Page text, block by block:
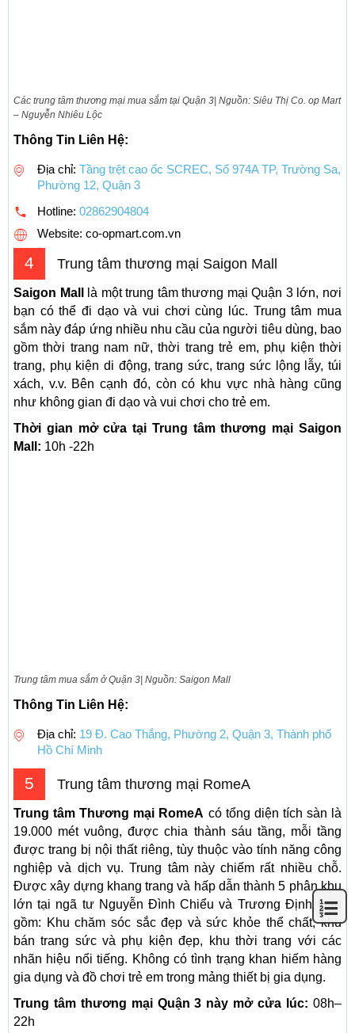
Các trung tâm thương mại mua sắm tại Quận 3| Nguồn: Siêu Thị Co. op Mart
– Nguyễn Nhiêu Lộc
Thông Tin Liên Hệ:
Địa chỉ: Tầng trệt cao ốc SCREC, Số 974A TP, Trường Sa,
Phường 12, Quận 3
Hotline: 02862904804
Website: co-opmart.com.vn
4 Trung tâm thương mại Saigon Mall
Saigon Mall
là một trung tâm thương mại Quận 3 lớn, nơi
bạn có thể đi dạo và vui chơi cùng lúc. Trung tâm mua
sắm này đáp ứng nhiều nhu cầu của người tiêu dùng, bao
gồm thời trang nam nữ, thời trang trẻ em, phụ kiện thời
trang, phụ kiện di động, trang sức, trang sức lộng lẫy, túi
xách, v.v. Bên cạnh đó, còn có khu vực nhà hàng cũng
như không gian đi dạo và vui chơi cho trẻ em.
Thời gian mở cửa tại Trung tâm thương mại Saigon
Mall: 10h -22h
Trung tâm mua sắm ở Quận 3| Nguồn: Saigon Mall
Thông Tin Liên Hệ:
Địa chỉ: 19 Đ. Cao Thắng, Phường 2, Quận 3, Thành phố
Hồ Chí Minh
5 Trung tâm thương mại RomeA
Trung tâm Thương mại RomeA có tổng diện tích sàn là
19.000 mét vuông, được chia thành sáu tầng, mỗi tầng
được trang bị nội thất riêng, tùy thuộc vào tính năng công
nghiệp và dịch vụ. Trung tâm này chiếm rất nhiều chỗ.
Được xây dựng khang trang và hấp dẫn thành 5 phân khu
lớn tại ngã tư Nguyễn Đình Chiểu và Trương Định, bao
gồm: Khu chăm sóc sắc đẹp và sức khỏe thể chất, khu
bán trang sức và phụ kiện đẹp, khu thời trang với các
nhãn hiệu nổi tiếng. Không có tình trạng khan hiếm hàng
gia dụng và đồ chơi trẻ em trong mảng thiết bị gia dụng.
Trung tâm thương mại Quận 3 này mở cửa lúc: 08h–
22h